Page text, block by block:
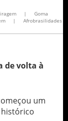
|
Goma
|
Afrobrasilidades
de volta à
um